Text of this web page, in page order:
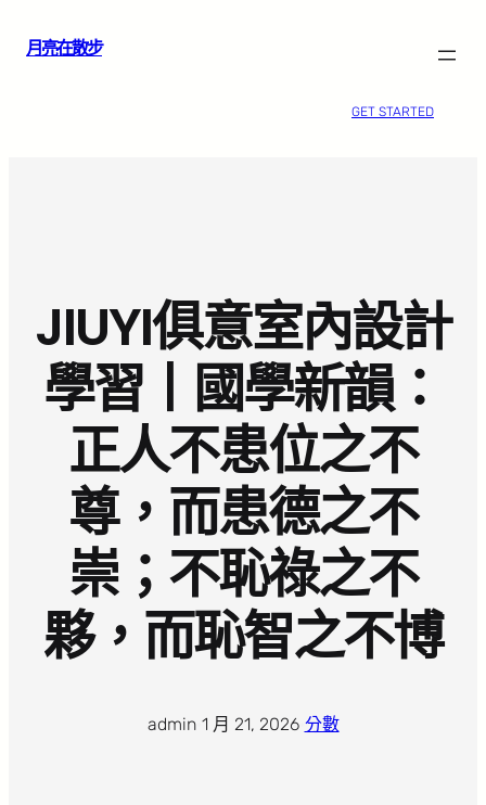
月亮在散步
GET STARTED
JIUYI俱意室內設計
學習丨國學新韻：
正人不患位之不
尊，而患德之不
崇；不恥祿之不
夥，而恥智之不博
admin· 1 月 21, 2026· 分數